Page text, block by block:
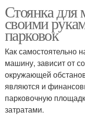
Стоянка
своими
парковок
Как самостоятельно
машину, зависит от
окружающей
являются и
парковочную
затратами.